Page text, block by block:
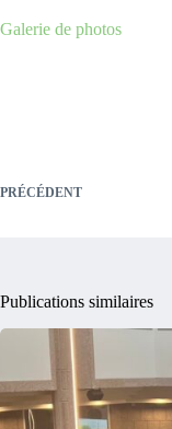
Galerie de photos
PRÉCÉDENT
Publications similaires